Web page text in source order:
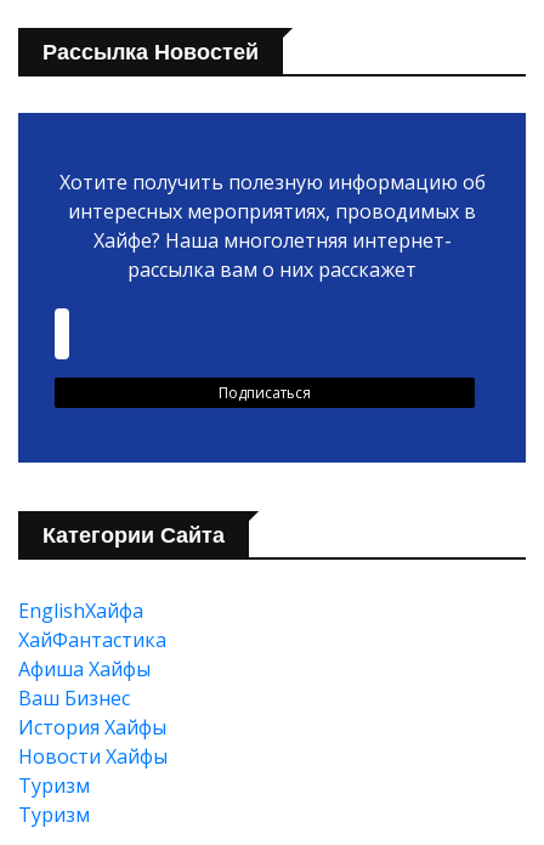
Рассылка Новостей
Хотите получить полезную информацию об
интересных мероприятиях, проводимых в
Хайфе? Наша многолетняя интернет-
рассылка вам о них расскажет
Категории Сайта
EnglishХайфа
XайФантастика
Афиша Хайфы
Ваш Бизнес
История Хайфы
Новости Хайфы
Туризм
Туризм